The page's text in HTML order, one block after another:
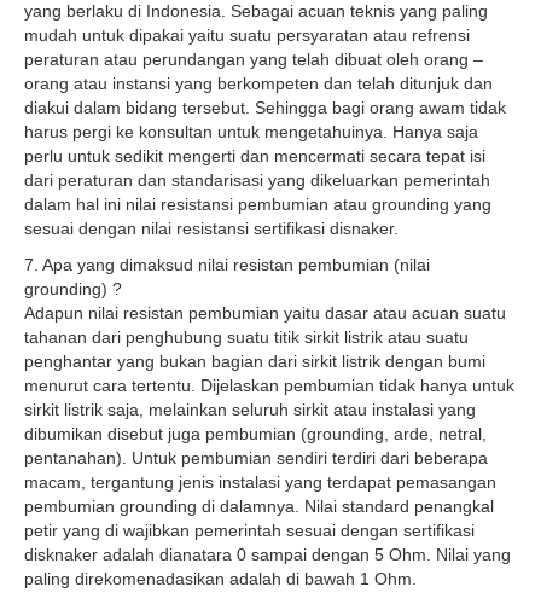
yang berlaku di Indonesia. Sebagai acuan teknis yang paling
mudah untuk dipakai yaitu suatu persyaratan atau refrensi
peraturan atau perundangan yang telah dibuat oleh orang –
orang atau instansi yang berkompeten dan telah ditunjuk dan
diakui dalam bidang tersebut. Sehingga bagi orang awam tidak
harus pergi ke konsultan untuk mengetahuinya. Hanya saja
perlu untuk sedikit mengerti dan mencermati secara tepat isi
dari peraturan dan standarisasi yang dikeluarkan pemerintah
dalam hal ini nilai resistansi pembumian atau grounding yang
sesuai dengan nilai resistansi sertifikasi disnaker.
7. Apa yang dimaksud nilai resistan pembumian (nilai
grounding) ?
Adapun nilai resistan pembumian yaitu dasar atau acuan suatu
tahanan dari penghubung suatu titik sirkit listrik atau suatu
penghantar yang bukan bagian dari sirkit listrik dengan bumi
menurut cara tertentu. Dijelaskan pembumian tidak hanya untuk
sirkit listrik saja, melainkan seluruh sirkit atau instalasi yang
dibumikan disebut juga pembumian (grounding, arde, netral,
pentanahan). Untuk pembumian sendiri terdiri dari beberapa
macam, tergantung jenis instalasi yang terdapat pemasangan
pembumian grounding di dalamnya. Nilai standard penangkal
petir yang di wajibkan pemerintah sesuai dengan sertifikasi
disknaker adalah dianatara 0 sampai dengan 5 Ohm. Nilai yang
paling direkomenadasikan adalah di bawah 1 Ohm.